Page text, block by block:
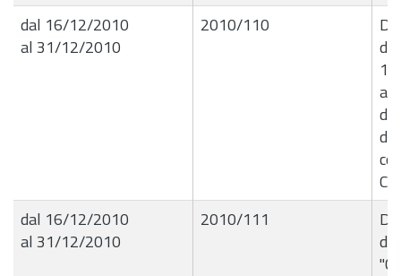
dal 16/12/2010
al 31/12/2010
2010/110
del
al
di
dal 16/12/2010
al 31/12/2010
2010/111